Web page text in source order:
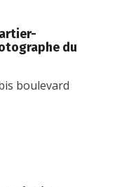
du
boulevard